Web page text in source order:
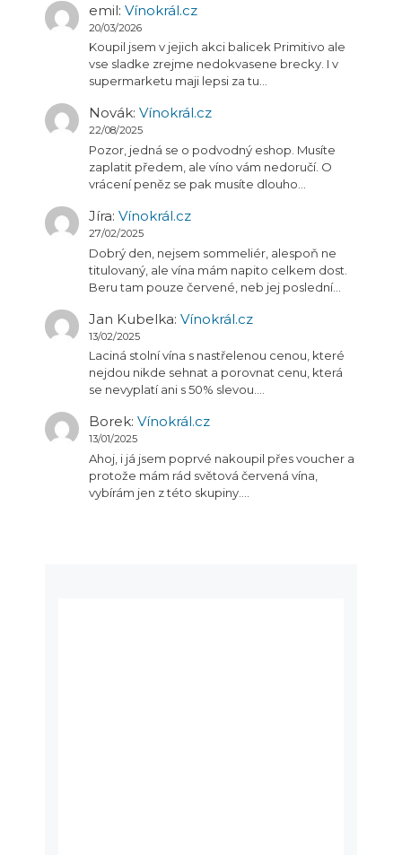
emil: Vínokrál.cz
20/03/2026
Koupil jsem v jejich akci balicek Primitivo ale
vse sladke zrejme nedokvasene brecky. I v
supermarketu maji lepsi za tu…
Novák: Vínokrál.cz
22/08/2025
Pozor, jedná se o podvodný eshop. Musíte
zaplatit předem, ale víno vám nedoručí. O
vrácení peněz se pak musíte dlouho…
Jíra: Vínokrál.cz
27/02/2025
Dobrý den, nejsem sommeliér, alespoň ne
titulovaný, ale vína mám napito celkem dost.
Beru tam pouze červené, neb jej poslední…
Jan Kubelka: Vínokrál.cz
13/02/2025
Laciná stolní vína s nastřelenou cenou, které
nejdou nikde sehnat a porovnat cenu, která
se nevyplatí ani s 50% slevou.…
Borek: Vínokrál.cz
13/01/2025
Ahoj, i já jsem poprvé nakoupil přes voucher a
protože mám rád světová červená vína,
vybírám jen z této skupiny.…